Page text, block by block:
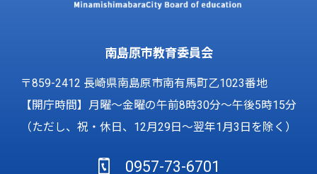
南島原市教育委員会
〒859-2412 長崎県南島原市南有馬町乙1023番地
【開庁時間】月曜～金曜の午前8時30分～午後5時15分
（ただし、祝・休日、12月29日～翌年1月3日を除く）
0957-73-6701